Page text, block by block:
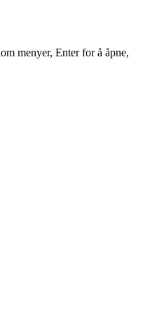
menyer, Enter for å åpne,